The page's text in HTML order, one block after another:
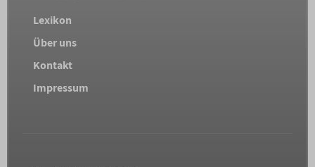
Lexikon
Über uns
Kontakt
Impressum